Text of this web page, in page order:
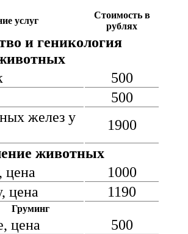
услуг
Стоимость в
рублях
и геникология
500
500
желез у
1900
животных
цена
1000
цена
1190
Груминг
цена
500